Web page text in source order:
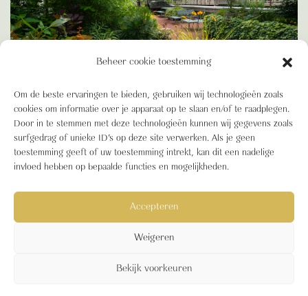
Beheer cookie toestemming
Om de beste ervaringen te bieden, gebruiken wij technologieën zoals
cookies om informatie over je apparaat op te slaan en/of te raadplegen.
Door in te stemmen met deze technologieën kunnen wij gegevens zoals
surfgedrag of unieke ID's op deze site verwerken. Als je geen
toestemming geeft of uw toestemming intrekt, kan dit een nadelige
invloed hebben op bepaalde functies en mogelijkheden.
Accepteren
Weigeren
Bekijk voorkeuren
Verborgen parel in Rotterdam voor
Jamestown en Cushman & Wakefield
Stadspark
B Corp
Blooming Building Biodiversity Boost